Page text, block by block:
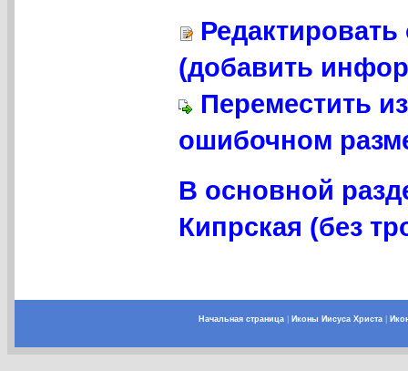
(добавить
Переместить
ошибочном
В основной
Кипрская (без
Начальная страница| Иконы Иисуса Христа|